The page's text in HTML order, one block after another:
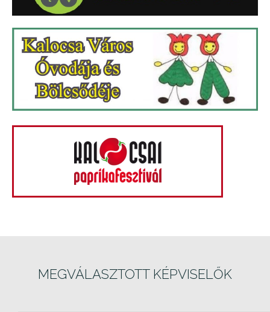
MEGVÁLASZTOTT KÉPVISELŐK